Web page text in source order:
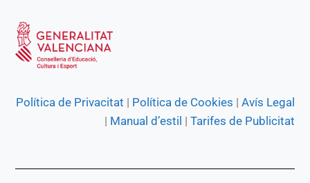
Política de Privacitat | Política de Cookies | Avís Legal
| Manual d’estil | Tarifes de Publicitat